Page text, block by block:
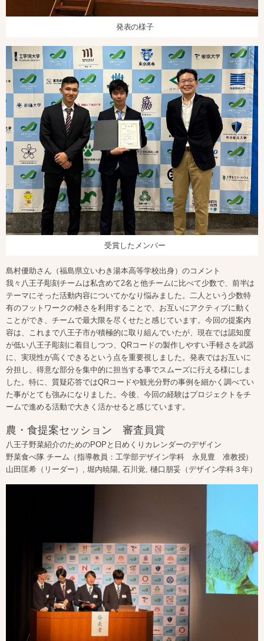
発表の様子
受賞したメンバー
島村優助さん（福島県立いわき湯本高等学校出身）のコメント
我々八王子彫刻チームは私含めて2名と他チームに比べて少数で、前半は
テーマにそった活動内容についてかなり悩みました。二人という少数特
有のフットワークの軽さを利用することで、お互いにアクティブに動く
ことができ、チームで最大限を尽くせたと感じています。今回の提案内
容は、これまで八王子市が積極的に取り組んでいたが、現在では認知度
が低い八王子彫刻に着目しつつ、QRコードの製作しやすい手軽さを武器
に、実現性が高くできるという点を重要視しました。発表ではお互いに
分担し、得意な部分を集中的に担当する事でスムーズに行える様にしま
した。特に、質疑応答ではQRコードや観光分野の事例を細かく調べてい
た事がとても強みになりました。今後、今回の経験はプロジェクトをチ
ームで進める活動で大きく活かせると感じています。
農・食提案セッション 審査員賞
八王子野菜紹介のためのPOPと日めくりカレンダーのデザイン
野菜食べ隊 チーム（指導教員：工学部デザイン学科 永見豊 准教授）
山田匡希（リーダー）, 堀内暁陽, 石川覚, 樋口朋妥（デザイン学科３年）